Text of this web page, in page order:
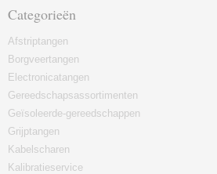
Categorieën
Afstriptangen
Borgveertangen
Electronicatangen
Gereedschapsassortimenten
Geïsoleerde-gereedschappen
Grijptangen
Kabelscharen
Kalibratieservice